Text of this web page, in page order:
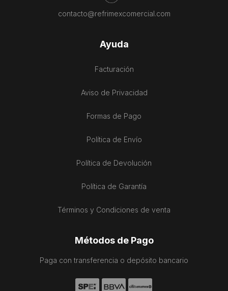
contacto@refrimexcomercial.com
Ayuda
Facturación
Aviso de Privacidad
Formas de Pago
Política de Envío
Política de Devolución
Política de Garantía
Términos y Condiciones de venta
Métodos de Pago
Paga con transferencia o depósito bancario